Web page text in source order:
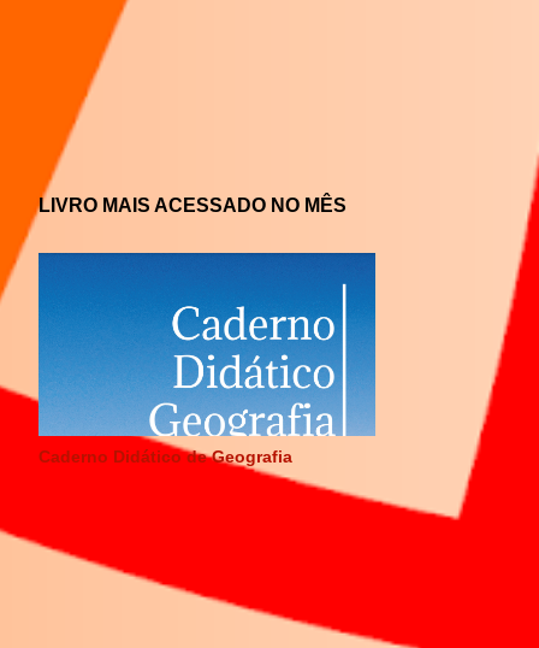
LIVRO MAIS ACESSADO NO MÊS
Caderno Didático de Geografia